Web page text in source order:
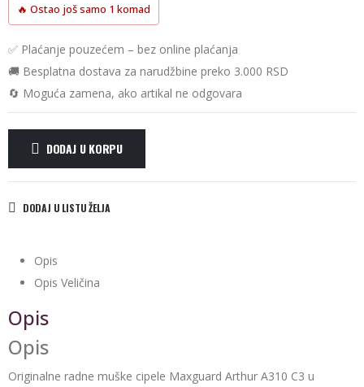
🔥 Ostao još samo 1 komad
✅ Plaćanje pouzećem – bez online plaćanja
🚚 Besplatna dostava za narudžbine preko 3.000 RSD
🔄 Moguća zamena, ako artikal ne odgovara
DODAJ U KORPU
Alternative:
DODAJ U LISTU ŽELJA
Opis
Opis Veličina
Opis
Opis
Originalne radne muške cipele Maxguard Arthur А310 С3 u